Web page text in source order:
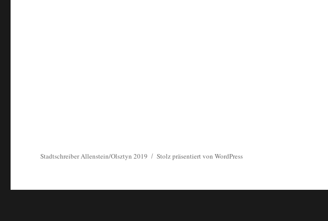
Stadtschreiber Allenstein/Olsztyn 2019 Stolz präsentiert von WordPress